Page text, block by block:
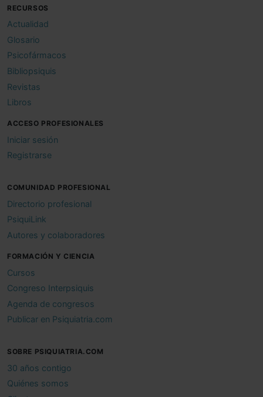
RECURSOS
Actualidad
Glosario
Psicofármacos
Bibliopsiquis
Revistas
Libros
ACCESO PROFESIONALES
Iniciar sesión
Registrarse
COMUNIDAD PROFESIONAL
Directorio profesional
PsiquiLink
Autores y colaboradores
FORMACIÓN Y CIENCIA
Cursos
Congreso Interpsiquis
Agenda de congresos
Publicar en Psiquiatria.com
SOBRE PSIQUIATRIA.COM
30 años contigo
Quiénes somos